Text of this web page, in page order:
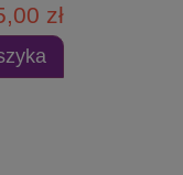
zł